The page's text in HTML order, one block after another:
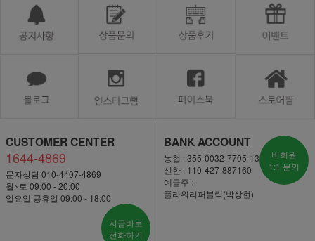
CUSTOMER CENTER
1644-4869
문자상담 010-4407-4869
월~토 09:00 - 20:00
일요일·공휴일 09:00 - 18:00
지금바로
전화하기
BANK ACCOUNT
농협 : 355-0032-7705-13
신한 : 110-427-887160
예금주 :
플라워리퍼블릭(박상현)
비회원
1:1 문의